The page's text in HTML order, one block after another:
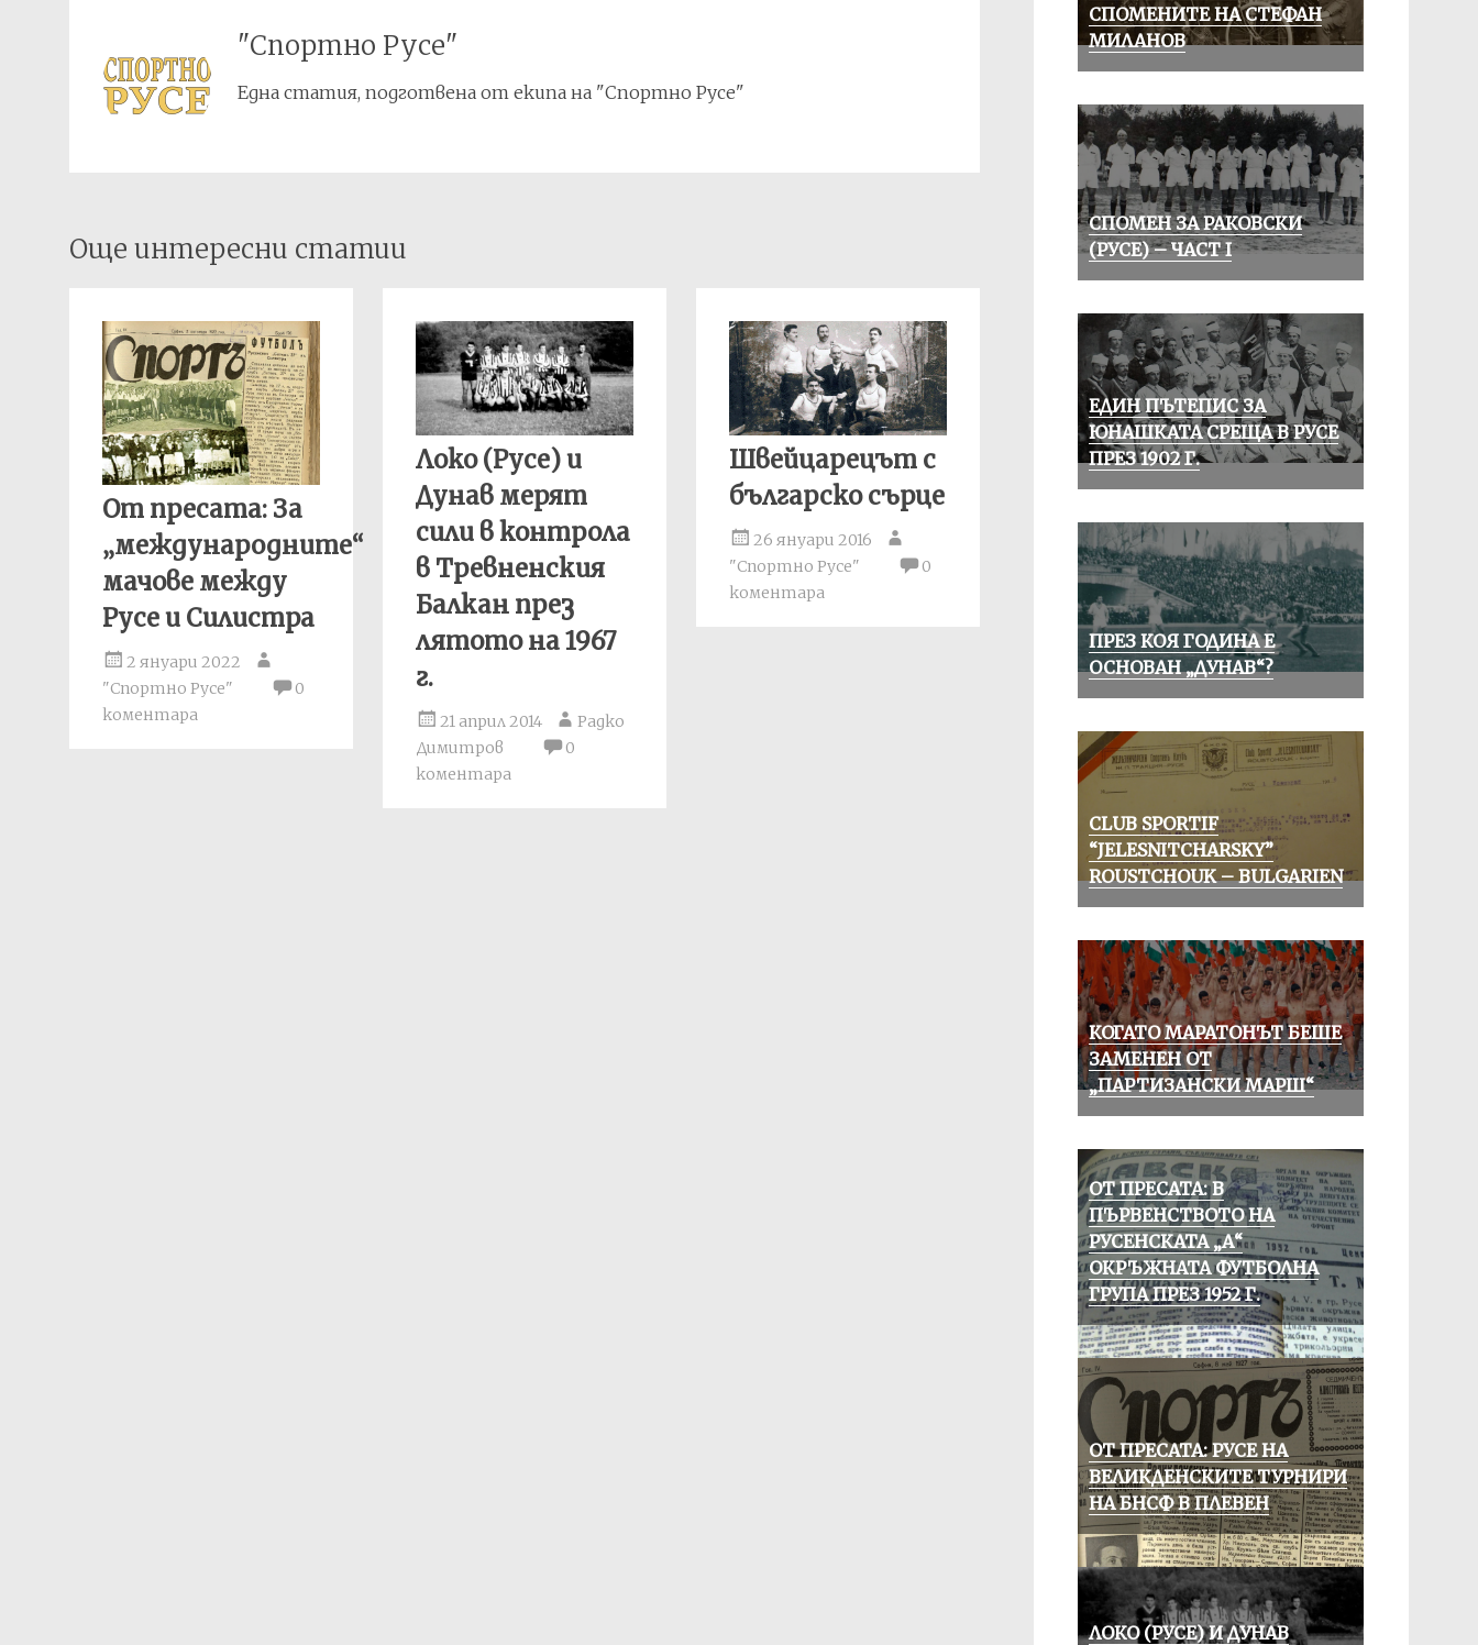
"Спортно Русе"
Една статия, подготвена от екипа на "Спортно Русе"
Post
navigation
Още интересни статии
От пресата: За
„международните“
мачове между
Русе и Силистра
2 януари 2022
"Спортно Русе"
0
коментара
Локо (Русе) и
Дунав мерят
сили в контрола
в Тревненския
Балкан през
лятото на 1967
г.
21 април 2014
Радко
Димитров
0
коментара
Швейцарецът с
българско сърце
26 януари 2016
"Спортно Русе"
0
коментара
СПОМЕНИТЕ НА СТЕФАН
МИЛАНОВ
СПОМЕН ЗА РАКОВСКИ
(РУСЕ) – ЧАСТ I
ЕДИН ПЪТЕПИС ЗА
ЮНАШКАТА СРЕЩА В РУСЕ
ПРЕЗ 1902 Г.
ПРЕЗ КОЯ ГОДИНА Е
ОСНОВАН „ДУНАВ“?
CLUB SPORTIF
“JELESNITCHARSKY”
ROUSTCHOUK – BULGARIEN
КОГАТО МАРАТОНЪТ БЕШЕ
ЗАМЕНЕН ОТ
„ПАРТИЗАНСКИ МАРШ“
ОТ ПРЕСАТА: В
ПЪРВЕНСТВОТО НА
РУСЕНСКАТА „А“
ОКРЪЖНАТА ФУТБОЛНА
ГРУПА ПРЕЗ 1952 Г.
ОТ ПРЕСАТА: РУСЕ НА
ВЕЛИКДЕНСКИТЕ ТУРНИРИ
НА БНСФ В ПЛЕВЕН
ЛОКО (РУСЕ) И ДУНАВ